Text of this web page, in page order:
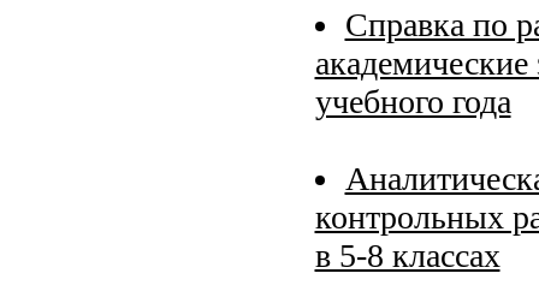
Справка по
учебного года
контрольных
в 5-8 классах